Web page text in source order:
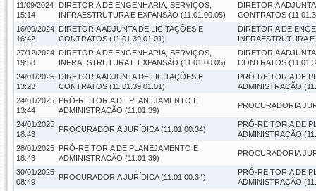
11/09/2024
15:14
DIRETORIA DE ENGENHARIA, SERVIÇOS,
INFRAESTRUTURA E EXPANSÃO (11.01.00.05)
DIRETORIA
CONTRATOS
16/09/2024
16:42
DIRETORIA ADJUNTA DE LICITAÇÕES E
CONTRATOS (11.01.39.01.01)
DIRETORIA DE
INFRAESTRUTURA
27/12/2024
19:58
DIRETORIA DE ENGENHARIA, SERVIÇOS,
INFRAESTRUTURA E EXPANSÃO (11.01.00.05)
DIRETORIA
CONTRATOS
24/01/2025
13:23
DIRETORIA ADJUNTA DE LICITAÇÕES E
CONTRATOS (11.01.39.01.01)
PRÓ-REITORIA DE
ADMINISTRAÇÃO
24/01/2025
13:44
PRÓ-REITORIA DE PLANEJAMENTO E
ADMINISTRAÇÃO (11.01.39)
PROCURADORIA
24/01/2025
18:43
PROCURADORIA JURÍDICA (11.01.00.34)
PRÓ-REITORIA DE
ADMINISTRAÇÃO
28/01/2025
18:43
PRÓ-REITORIA DE PLANEJAMENTO E
ADMINISTRAÇÃO (11.01.39)
PROCURADORIA
30/01/2025
08:49
PROCURADORIA JURÍDICA (11.01.00.34)
PRÓ-REITORIA DE
ADMINISTRAÇÃO